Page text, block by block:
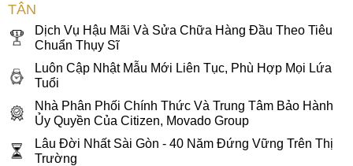
TÂN
Dịch Vụ Hậu Mãi Và Sửa Chữa Hàng Đầu Theo Tiêu
Chuẩn Thụy Sĩ
Luôn Cập Nhật Mẫu Mới Liên Tục, Phù Hợp Mọi Lứa
Tuổi
Nhà Phân Phối Chính Thức Và Trung Tâm Bảo Hành
Ủy Quyền Của Citizen, Movado Group
Lâu Đời Nhất Sài Gòn - 40 Năm Đứng Vững Trên Thị
Trường